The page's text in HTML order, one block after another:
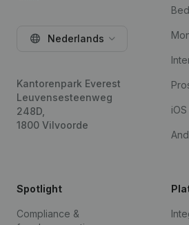
Nederlands
Kantorenpark Everest
Leuvensesteenweg
248D,
1800 Vilvoorde
Spotlight
Compliance &